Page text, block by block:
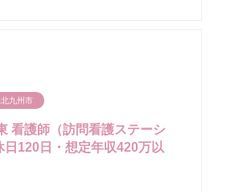
九州市
看護師（訪問看護ステーシ
日120日・想定年収420万以